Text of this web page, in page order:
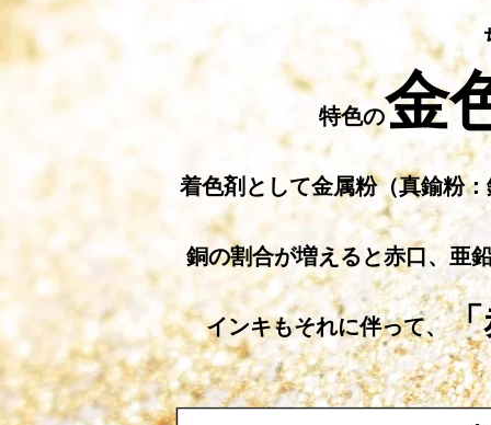
特色の金
着色剤として金属粉（真鍮粉
銅の割合が増えると赤口、亜
インキもそれに伴って、「